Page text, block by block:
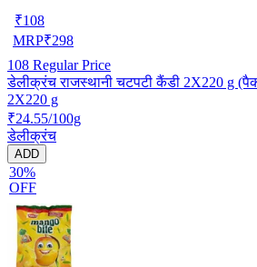
₹108
MRP₹298
108 Regular Price
डेलीक्रंच राजस्थानी चटपटी कैंडी 2X220 g
2X220 g
₹24.55/100g
डेलीक्रंच
ADD
30%
OFF